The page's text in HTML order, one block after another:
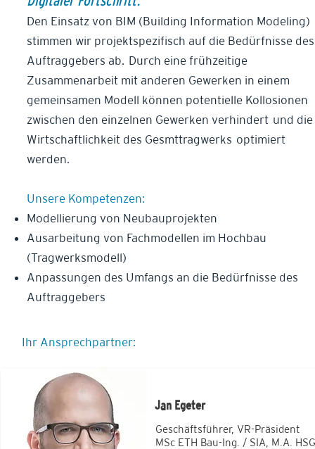
Den Einsatz von BIM (Building Information Modeling)
stimmen wir projektspezifisch auf die Bedürfnisse des
Auftraggebers ab. Durch eine frühzeitige
Zusammenarbeit mit anderen Gewerken in einem
gemeinsamen Modell können potentielle Kollosionen
zwischen den einzelnen Gewerken verhindert und die
Wirtschaftlichkeit des Gesmttragwerks optimiert
werden.
Unsere Kompetenzen:
Modellierung von Neubauprojekten
Ausarbeitung von Fachmodellen im Hochbau
(Tragwerksmodell)
Anpassungen des Umfangs an die Bedürfnisse des
Auftraggebers
Ihr Ansprechpartner:
Jan Egeter
Geschäftsführer, VR-Präsident
MSc ETH Bau-Ing. / SIA, M.A. HSG